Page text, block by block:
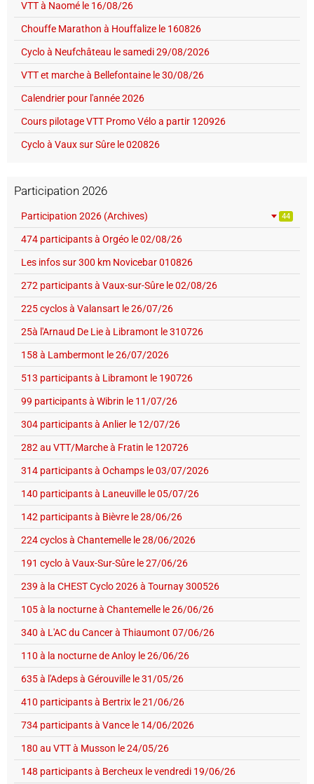
VTT à Naomé le 16/08/26
Chouffe Marathon à Houffalize le 160826
Cyclo à Neufchâteau le samedi 29/08/2026
VTT et marche à Bellefontaine le 30/08/26
Calendrier pour l'année 2026
Cours pilotage VTT Promo Vélo a partir 120926
Cyclo à Vaux sur Sûre le 020826
Participation 2026
Participation 2026 (Archives) 44
474 participants à Orgéo le 02/08/26
Les infos sur 300 km Novicebar 010826
272 participants à Vaux-sur-Sûre le 02/08/26
225 cyclos à Valansart le 26/07/26
25à l'Arnaud De Lie à Libramont le 310726
158 à Lambermont le 26/07/2026
513 participants à Libramont le 190726
99 participants à Wibrin le 11/07/26
304 participants à Anlier le 12/07/26
282 au VTT/Marche à Fratin le 120726
314 participants à Ochamps le 03/07/2026
140 participants à Laneuville le 05/07/26
142 participants à Bièvre le 28/06/26
224 cyclos à Chantemelle le 28/06/2026
191 cyclo à Vaux-Sur-Sûre le 27/06/26
239 à la CHEST Cyclo 2026 à Tournay 300526
105 à la nocturne à Chantemelle le 26/06/26
340 à L'AC du Cancer à Thiaumont 07/06/26
110 à la nocturne de Anloy le 26/06/26
635 à l'Adeps à Gérouville le 31/05/26
410 participants à Bertrix le 21/06/26
734 participants à Vance le 14/06/2026
180 au VTT à Musson le 24/05/26
148 participants à Bercheux le vendredi 19/06/26